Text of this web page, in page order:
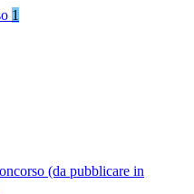
1
(da pubblicare in